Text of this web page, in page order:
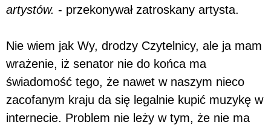
artystów. - przekonywał zatroskany artysta.
Nie wiem jak Wy, drodzy Czytelnicy, ale ja mam
wrażenie, iż senator nie do końca ma
świadomość tego, że nawet w naszym nieco
zacofanym kraju da się legalnie kupić muzykę w
internecie. Problem nie leży w tym, że nie ma